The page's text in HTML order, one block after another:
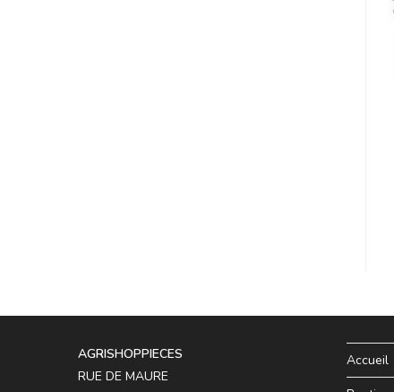
AGRISHOPPIECES
RUE DE MAURE
Accueil